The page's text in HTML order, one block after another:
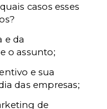
casos esses
e da
o assunto;
e sua
das empresas;
de